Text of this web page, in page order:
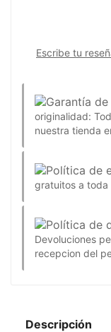
Escribe tu
originalidad:
nuestra tienda
gratuitos a toda
Devoluciones
recepcion del
Descripción